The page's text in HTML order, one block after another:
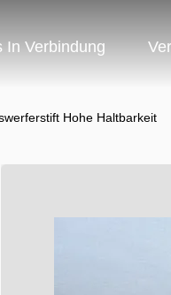
In Verbindung
Hohe Haltbarkeit